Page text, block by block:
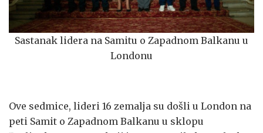
Sastanak lidera na Samitu o Zapadnom Balkanu u
Londonu
Ove sedmice, lideri 16 zemalja su došli u London na
peti Samit o Zapadnom Balkanu u sklopu